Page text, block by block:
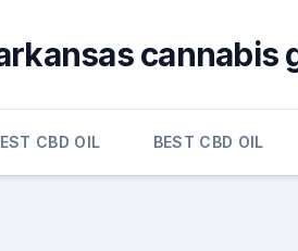
cannabis
CBD OIL BEST CBD OIL